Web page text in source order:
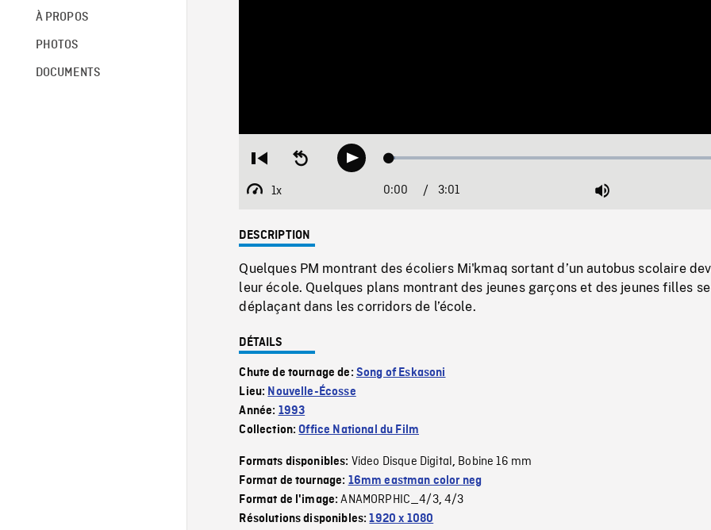
À PROPOS
PHOTOS
DOCUMENTS
Restart
beginning
Seek
backwardPlay Loaded:
1x
Playback
Current
0:00 / 3:01 Mute
DESCRIPTION
Quelques PM montrant des écoliers Mi'kmaq sortant d’un autobus scolaire
leur école. Quelques plans montrant des jeunes garçons et des jeunes filles se
déplaçant dans les corridors de l’école.
DÉTAILS
Chute de tournage de: Song of Eskasoni
Lieu: Nouvelle-Écosse
Année: 1993
Collection:Office National du Film
Formats disponibles: Video Disque Digital, Bobine 16 mm
Format de tournage: 16mm eastman color neg
Format de l'image:ANAMORPHIC_4/3,4/3
Résolutions disponibles:1920 x 1080